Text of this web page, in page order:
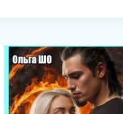
БЕЖ